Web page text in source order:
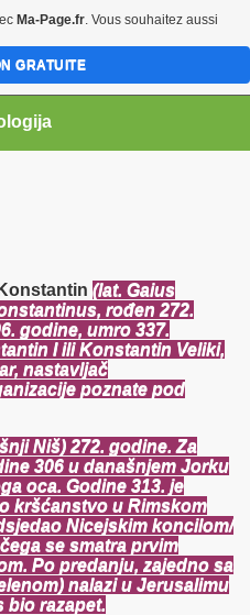
(lat. Gaius
rođen 272.
godine, umro 337.
I ili Konstantin Veliki,
nastavljač
poznate pod
Niš) 272. godine. Za
306 u današnjem Jorku
oca. Godine 313. je
kršćanstvo u Rimskom
Nicejskim koncilom/
se smatra prvim
Po predanju, zajedno sa
nalazi u Jerusalimu
bio razapet.
Ma-Page.fr. Vous souhaitez aussi
GRATUITE